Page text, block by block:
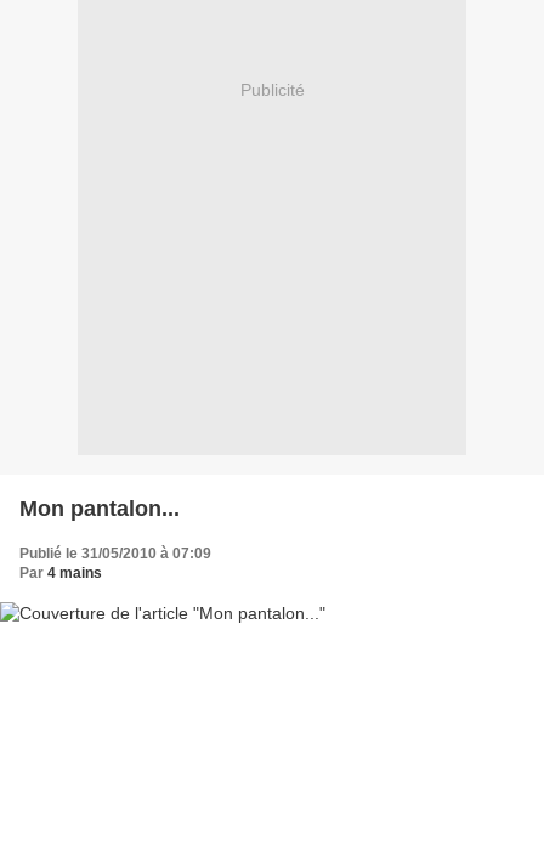
Publicité
Mon pantalon...
Publié le 31/05/2010 à 07:09
Par 4 mains